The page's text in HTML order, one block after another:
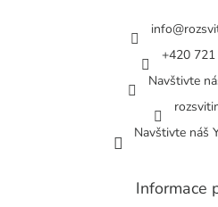
info@
+420
Navštivte
Navštivte náš
Informace